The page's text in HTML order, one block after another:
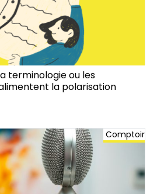
terminologie ou les
la polarisation
Comptoir